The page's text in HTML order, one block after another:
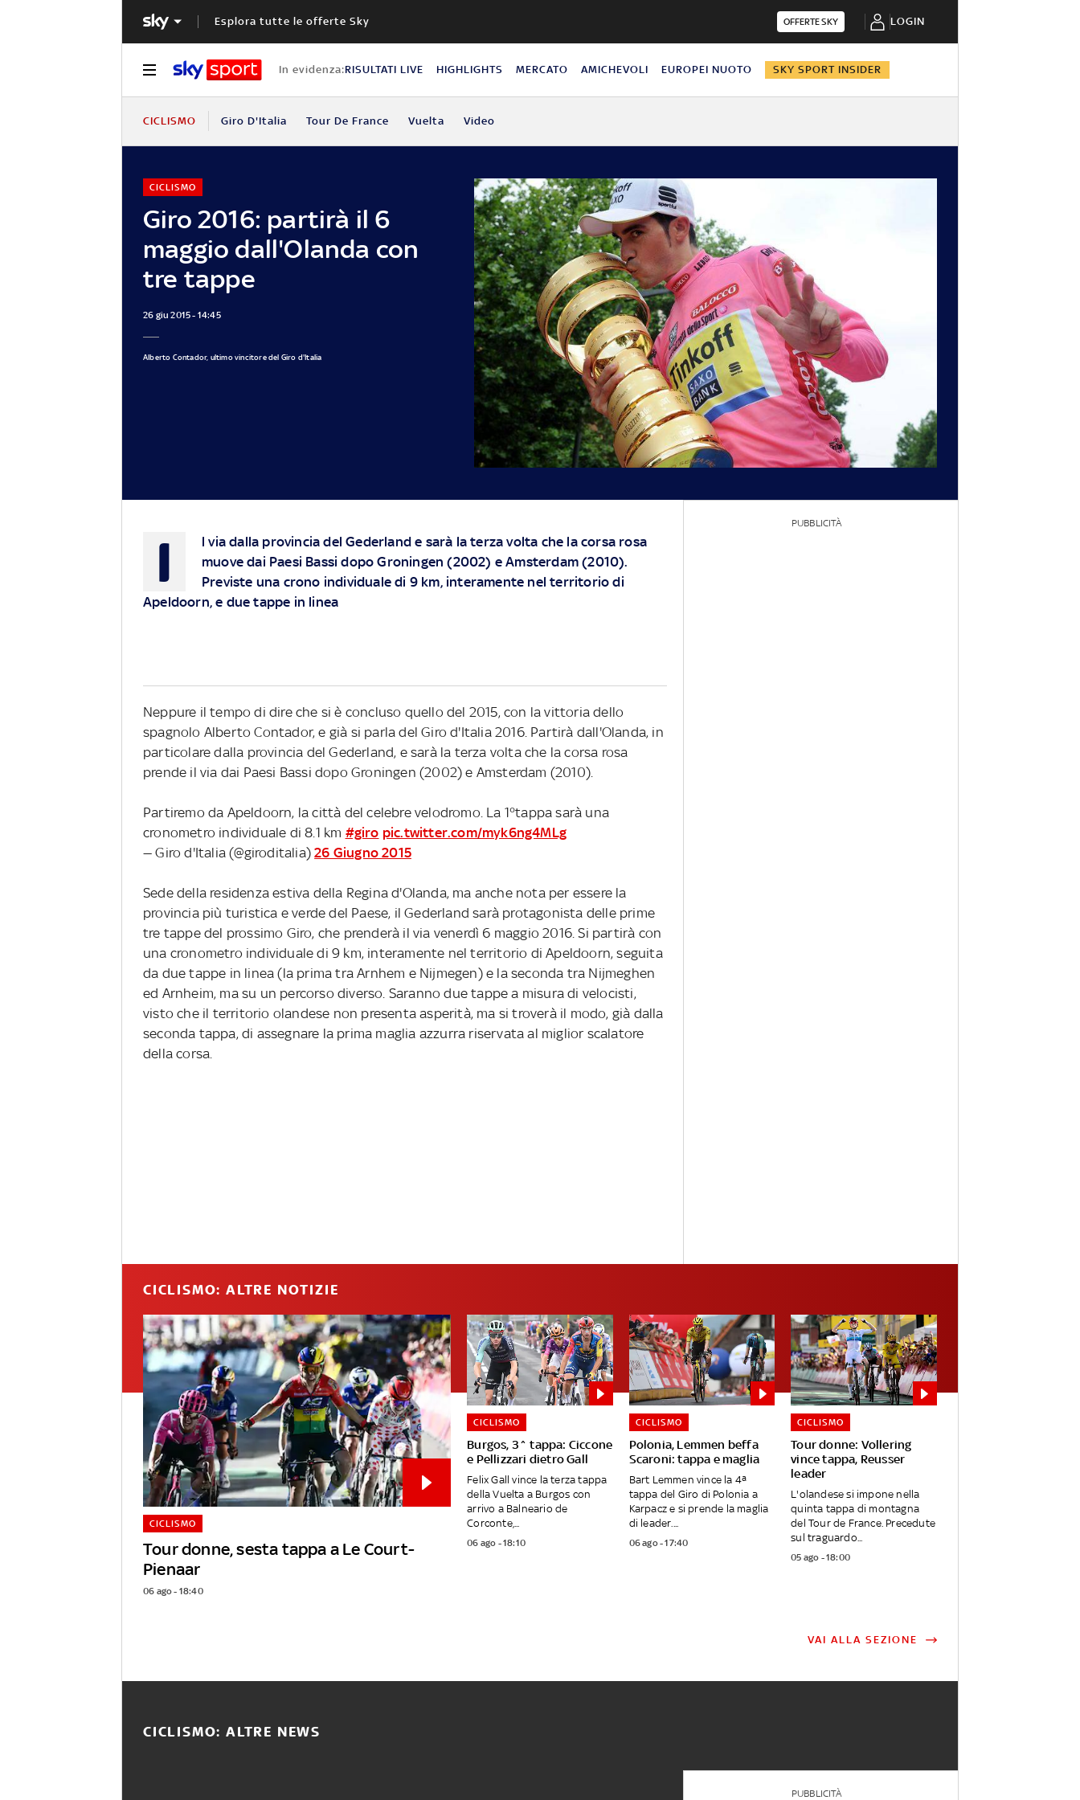
Esplora tutte le offerte Sky OFFERTE SKY LOGIN
In evidenza:RISULTATI LIVE HIGHLIGHTS MERCATO AMICHEVOLI EUROPEI NUOTO SKY SPORT INSIDER
CICLISMO Giro D'Italia Tour De France Vuelta Video
Giro 2016: partirà il 6
maggio dall'Olanda con
tre tappe
CICLISMO
26 giu 2015 - 14:45
Alberto Contador, ultimo vincitore del Giro d'Italia
I
l via dalla provincia del Gederland e sarà la terza volta che la corsa rosa
muove dai Paesi Bassi dopo Groningen (2002) e Amsterdam (2010).
Previste una crono individuale di 9 km, interamente nel territorio di
Apeldoorn, e due tappe in linea
Neppure il tempo di dire che si è concluso quello del 2015, con la vittoria dello
spagnolo Alberto Contador, e già si parla del Giro d'Italia 2016. Partirà dall'Olanda, in
particolare dalla provincia del Gederland, e sarà la terza volta che la corsa rosa
prende il via dai Paesi Bassi dopo Groningen (2002) e Amsterdam (2010).
Partiremo da Apeldoorn, la città del celebre velodromo. La 1°tappa sarà una
cronometro individuale di 8.1 km #giro pic.twitter.com/myk6ng4MLg
— Giro d'Italia (@giroditalia)26 Giugno 2015
Sede della residenza estiva della Regina d'Olanda, ma anche nota per essere la
provincia più turistica e verde del Paese, il Gederland sarà protagonista delle prime
tre tappe del prossimo Giro, che prenderà il via venerdì 6 maggio 2016. Si partirà con
una cronometro individuale di 9 km, interamente nel territorio di Apeldoorn, seguita
da due tappe in linea (la prima tra Arnhem e Nijmegen) e la seconda tra Nijmeghen
ed Arnheim, ma su un percorso diverso. Saranno due tappe a misura di velocisti,
visto che il territorio olandese non presenta asperità, ma si troverà il modo, già dalla
seconda tappa, di assegnare la prima maglia azzurra riservata al miglior scalatore
della corsa.
PUBBLICITÀ
CICLISMO: ALTRE NOTIZIE
Tour donne, sesta tappa a Le Court-
Pienaar
CICLISMO
06 ago - 18:40
Burgos, 3^ tappa: Ciccone
e Pellizzari dietro Gall
CICLISMO
Felix Gall vince la terza tappa
della Vuelta a Burgos con
arrivo a Balneario de
Corconte,...
06 ago - 18:10
Polonia, Lemmen beffa
Scaroni: tappa e maglia
CICLISMO
Bart Lemmen vince la 4ª
tappa del Giro di Polonia a
Karpacz e si prende la maglia
di leader....
06 ago - 17:40
Tour donne: Vollering
vince tappa, Reusser
leader
CICLISMO
L'olandese si impone nella
quinta tappa di montagna
del Tour de France. Precedute
sul traguardo...
05 ago - 18:00
VAI ALLA SEZIONE
CICLISMO: ALTRE NEWS
PUBBLICITÀ